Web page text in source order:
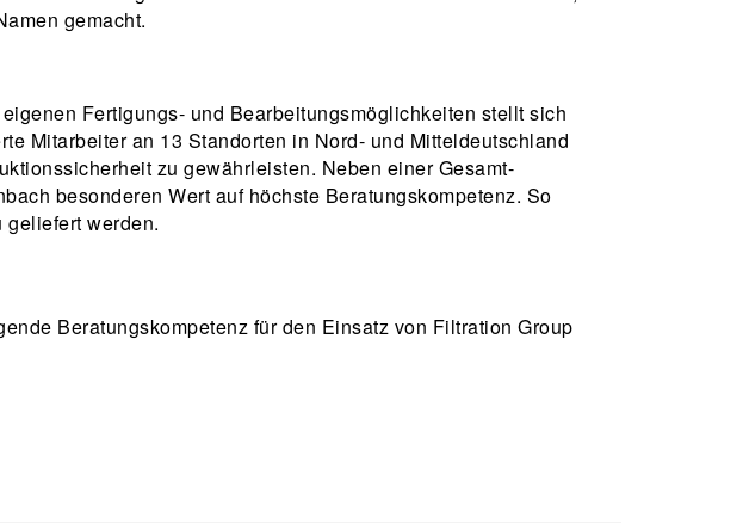
gemacht.
Fertigungs- und Bearbeitungsmöglichkeiten stellt sich
Mitarbeiter an 13 Standorten in Nord- und Mitteldeutschland
zu gewährleisten. Neben einer Gesamt-
besonderen Wert auf höchste Beratungskompetenz. So
werden.
Beratungskompetenz für den Einsatz von Filtration Group